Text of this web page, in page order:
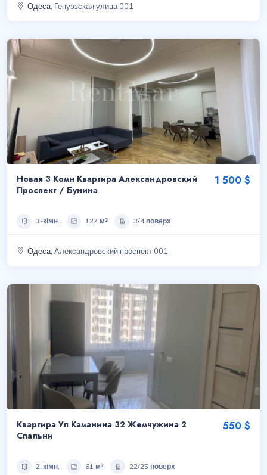
Одеса , Генуэзская улица 001
Новая 3 Комн Квартира Александровский
Проспект / Бунина
1 500 $
3-кімн. 127 м² 3/4 поверх
Одеса, Александровский проспект 001
Квартира Ул Каманина 32 Жемчужина 2
Спальни
550 $
2-кімн. 61 м² 22/25 поверх